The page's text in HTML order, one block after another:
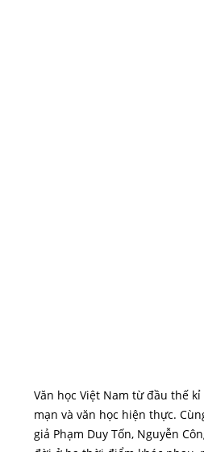
Văn học Việt Nam từ đầu thế
mạn và văn học hiện thực.
giả Phạm Duy Tốn, Nguyễn